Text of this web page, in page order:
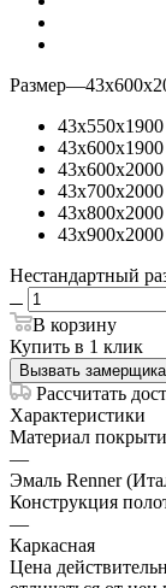
Размер—
43х550х1900
43х600х1900
43х600х2000
43х700х2000
43х800х2000
43х900х2000
Нестандартный
В корзину
Купить в 1 клик
Вызвать замерщика
Рассчитать
Характеристики
Материал
—
Эмаль Renner
Конструкция
—
Каркасная
Цена